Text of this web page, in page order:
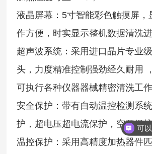
液晶屏幕：5寸智能彩色触摸屏，
作方便，时实显示整机数据清洗进
超声波系统：采用进口晶片专业
头，力度精准控制强劲经久耐用
可执行各种仪器器械精密清洗工作
安全保护：带有自动温控检测系
护，超电压超电流保护，空开保
温控保护：采用高精度加热器件